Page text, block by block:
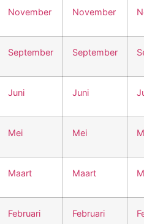
November November
September September
Juni Juni
Mei Mei
Maart Maart
Februari Februari